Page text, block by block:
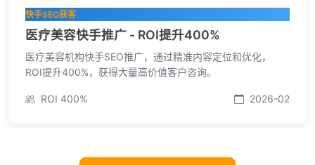
快手SEO获客
医疗美容快手推广 - ROI提升400%
医疗美容机构快手SEO推广，通过精准内容定位和优化，
ROI提升400%，获得大量高价值客户咨询。
ROI 400% 2026-02